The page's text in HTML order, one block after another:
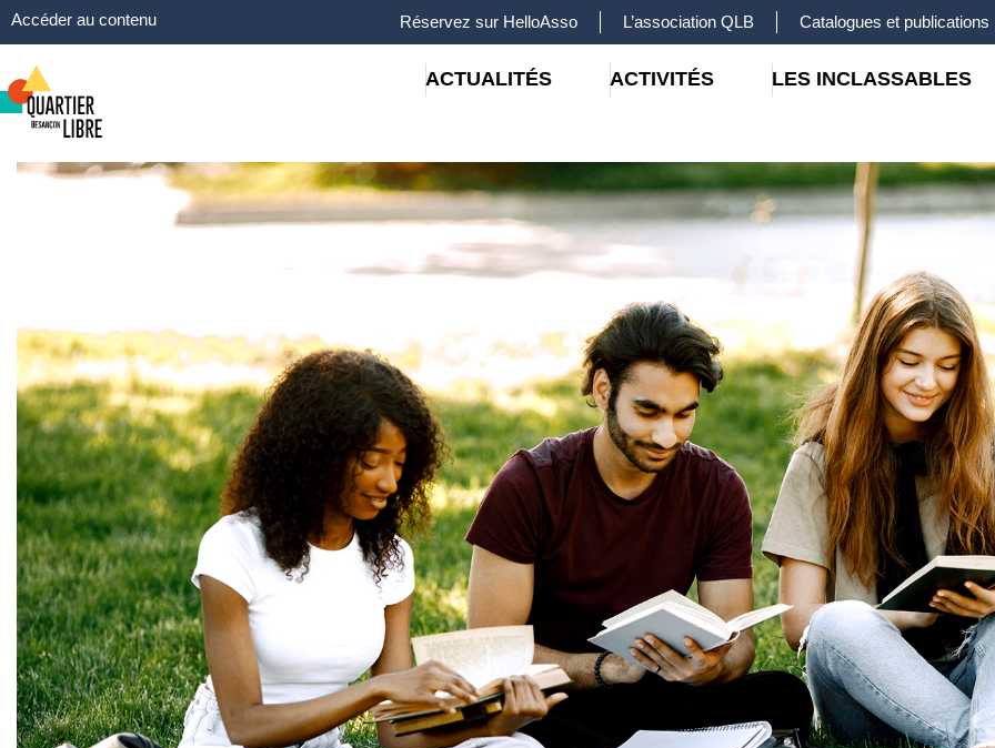
Accéder au contenu Réservez sur HelloAsso L’association QLB Catalogues et publications
ACTUALITÉS ACTIVITÉS LES INCLASSABLES
Panneau de gestion des cookies